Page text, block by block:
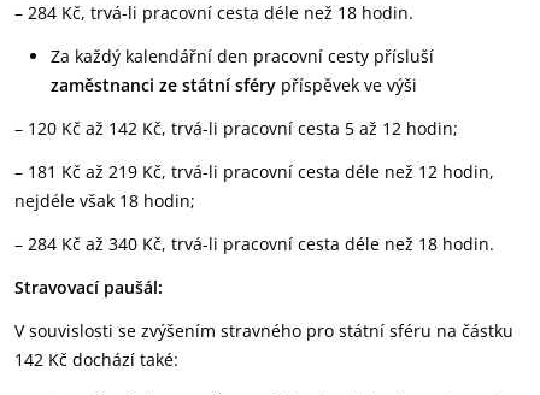
– 284 Kč, trvá-li pracovní cesta déle než 18 hodin.
Za každý kalendářní den pracovní cesty přísluší
zaměstnanci ze státní sféry příspěvek ve výši
– 120 Kč až 142 Kč, trvá-li pracovní cesta 5 až 12 hodin;
– 181 Kč až 219 Kč, trvá-li pracovní cesta déle než 12 hodin,
nejdéle však 18 hodin;
– 284 Kč až 340 Kč, trvá-li pracovní cesta déle než 18 hodin.
Stravovací paušál:
V souvislosti se zvýšením stravného pro státní sféru na částku
142 Kč dochází také: